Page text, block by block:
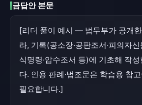
금답안 본문
[리더 풀이 예시 — 법무부가 공개
라, 기록(공소장·공판조서·피의자신
식명령·압수조서 등)에 기초해 작
다. 인용 판례·법조문은 학습용 참
필요합니다.]